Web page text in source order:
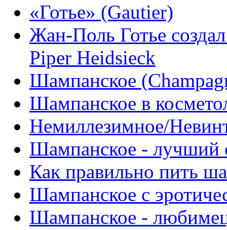
«Готье» (Gautier)
Жан-Поль Готье
Piper Heidsieck
Шампанское
Шампанское в
Немиллезимное/
Шампанское - лучший
Как правильно пить
Шампанское с
Шампанское -